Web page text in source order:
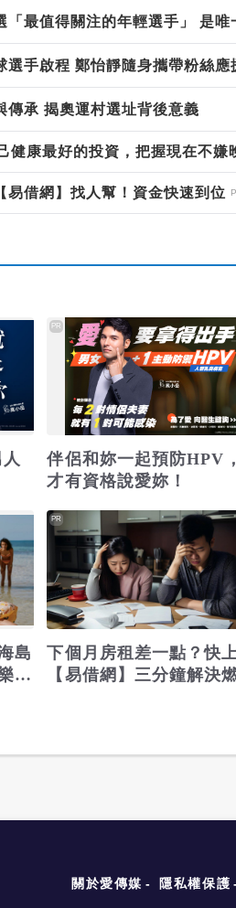
「最值得關注的年輕選手」 是
選手啟程 鄭怡靜隨身攜帶粉絲應
傳承 揭奧運村選址背後意義
健康最好的投資，把握現在不嫌
易借網】找人幫！資金快速到位
伴侶和妳一起預防HPV，
才有資格說愛妳！
PR
島
，
下個月房租差一點？快
【易借網】三分鐘解決
PR
關於愛傳媒 隱私權保護